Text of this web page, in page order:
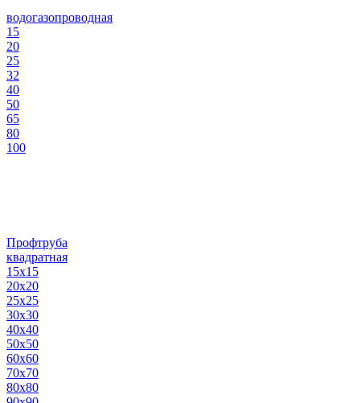
водогазопроводная
15
20
25
32
40
50
65
80
100
Профтруба
квадратная
15х15
20х20
25х25
30х30
40х40
50х50
60х60
70х70
80х80